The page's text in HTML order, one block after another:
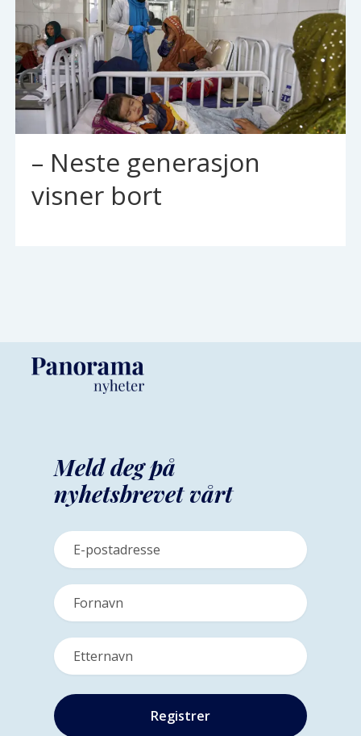
– Neste generasjon
visner bort
Meld deg på
nyhetsbrevet vårt